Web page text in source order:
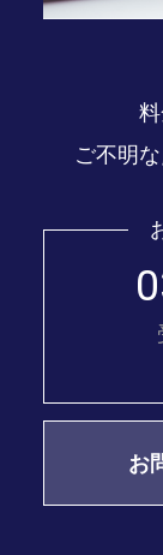
ご不明
お